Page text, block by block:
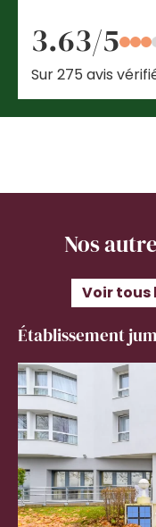
3.63/5
Sur 275 avis
Nos
Voir tous
Établissement